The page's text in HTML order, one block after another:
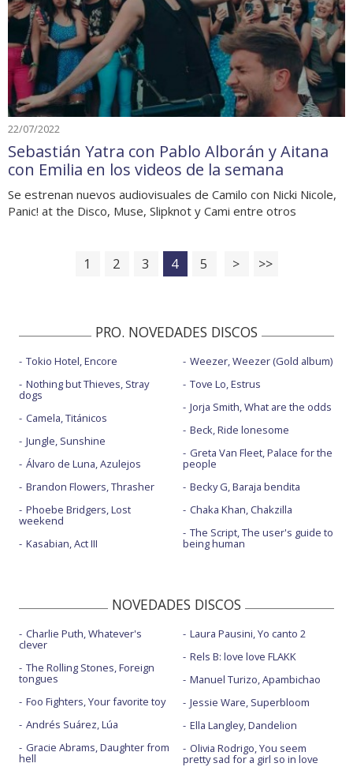
22/07/2022
Sebastián Yatra con Pablo Alborán y Aitana
con Emilia en los videos de la semana
Se estrenan nuevos audiovisuales de Camilo con Nicki Nicole,
Panic! at the Disco, Muse, Slipknot y Cami entre otros
1 2 3 4 5 > >>
PRO. NOVEDADES DISCOS
Tokio Hotel, Encore
Nothing but Thieves, Stray
dogs
Camela, Titánicos
Jungle, Sunshine
Álvaro de Luna, Azulejos
Brandon Flowers, Thrasher
Phoebe Bridgers, Lost
weekend
Kasabian, Act III
Weezer, Weezer (Gold album)
Tove Lo, Estrus
Jorja Smith, What are the odds
Beck, Ride lonesome
Greta Van Fleet, Palace for the
people
Becky G, Baraja bendita
Chaka Khan, Chakzilla
The Script, The user's guide to
being human
NOVEDADES DISCOS
Charlie Puth, Whatever's
clever
The Rolling Stones, Foreign
tongues
Foo Fighters, Your favorite toy
Andrés Suárez, Lúa
Gracie Abrams, Daughter from
hell
Laura Pausini, Yo canto 2
Rels B: love love FLAKK
Manuel Turizo, Apambichao
Jessie Ware, Superbloom
Ella Langley, Dandelion
Olivia Rodrigo, You seem
pretty sad for a girl so in love